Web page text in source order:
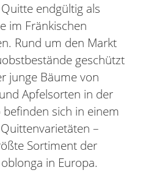
endgültig als
im Fränkischen
Rund um den Markt
geschützt
junge Bäume von
Apfelsorten in der
befinden sich in einem
–
Sortiment der
in Europa.